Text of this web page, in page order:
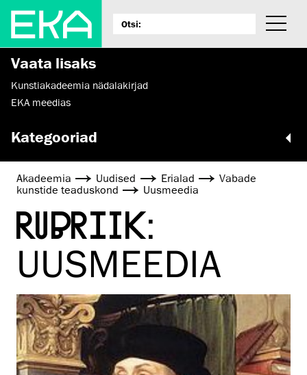
Vaata lisaks
Kunstiakadeemia nädalakirjad
EKA meedias
Kategooriad
Akadeemia Uudised Erialad
Vabade
kunstide teaduskond
Uusmeedia
RUBRIIK:
UUSMEEDIA